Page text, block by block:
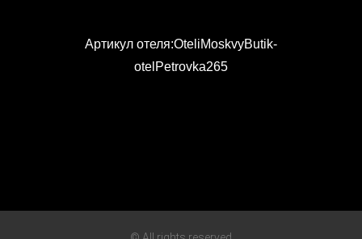
Артикул отеля:OteliMoskvyButik-
otelPetrovka265